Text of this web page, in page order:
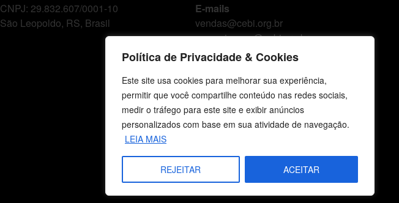
Política de Privacidade & Cookies
Este site usa cookies para melhorar sua experiência,
permitir que você compartilhe conteúdo nas redes sociais,
medir o tráfego para este site e exibir anúncios
personalizados com base em sua atividade de navegação.
LEIA MAIS
REJEITAR ACEITAR
CNPJ: 29.832.607/0001-10
São Leopoldo, RS, Brasil
E-mails
vendas@cebi.org.br
comunicacao@cebi.org.br
WhatsApp / Vendas
+55 (51) 99734-4518
WhatsApp / Comunicação
+55 (51) 99799-3041